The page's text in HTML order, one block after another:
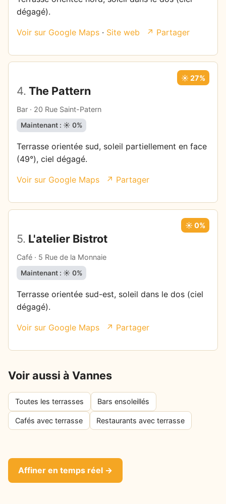
dégagé).
Voir sur Google Maps · Site web ↗ Partager
4. The Pattern
Bar · 20 Rue Saint-Patern
☀️ 27%
Maintenant : ☀️ 0%
Terrasse orientée sud, soleil partiellement en face
(49°), ciel dégagé.
Voir sur Google Maps ↗ Partager
5. L'atelier Bistrot
Café · 5 Rue de la Monnaie
☀️ 0%
Maintenant : ☀️ 0%
Terrasse orientée sud-est, soleil dans le dos (ciel
dégagé).
Voir sur Google Maps ↗ Partager
Voir aussi à Vannes
Toutes les terrasses Bars ensoleillés
Cafés avec terrasse Restaurants avec terrasse
Affiner en temps réel →